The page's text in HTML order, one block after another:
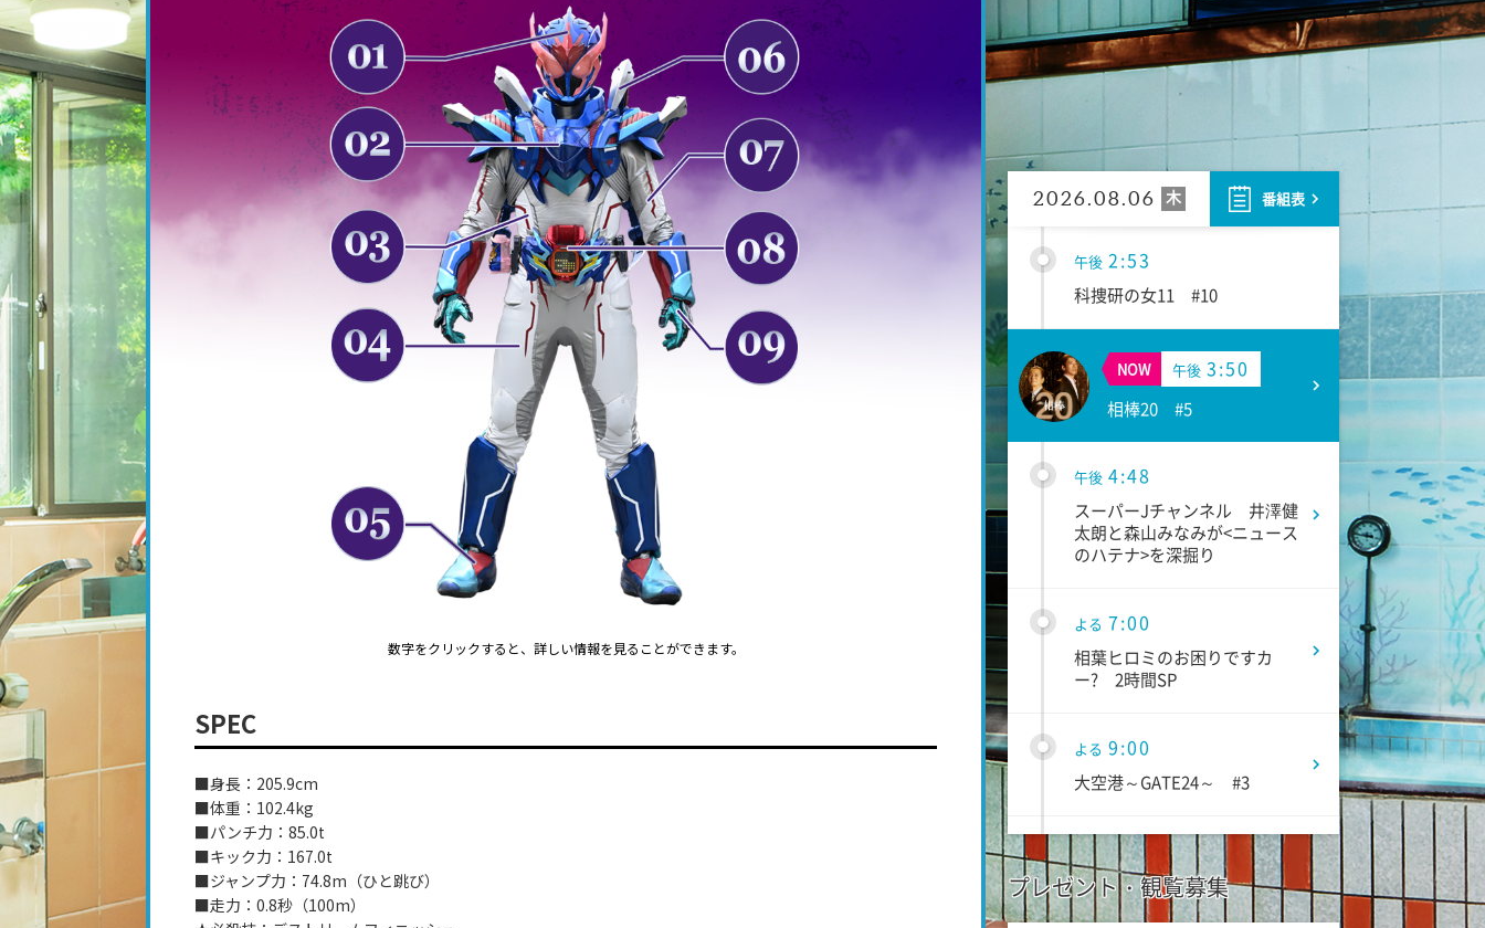
数字をクリックすると、詳しい情報を見ることができます。
SPEC
■身長：205.9cm
■体重：102.4kg
■パンチ力：85.0t
■キック力：167.0t
■ジャンプ力：74.8m（ひと跳び）
■走力：0.8秒（100m）
2026.08.06 木 番組表
午後 1:45
午後 1:55
大空港～GATE24～ #2
午後 2:53
科捜研の女11 #10
NOW 午後 3:50
相棒20 #5
午後 4:48
スーパーJチャンネル 井澤健
太朗と森山みなみが<ニュース
のハテナ>を深掘り
よる 7:00
相葉ヒロミのお困りですカ
ー? 2時間SP
よる 9:00
大空港～GATE24～ #3
よる 9:54
報道ステーション
プレゼント・観覧募集